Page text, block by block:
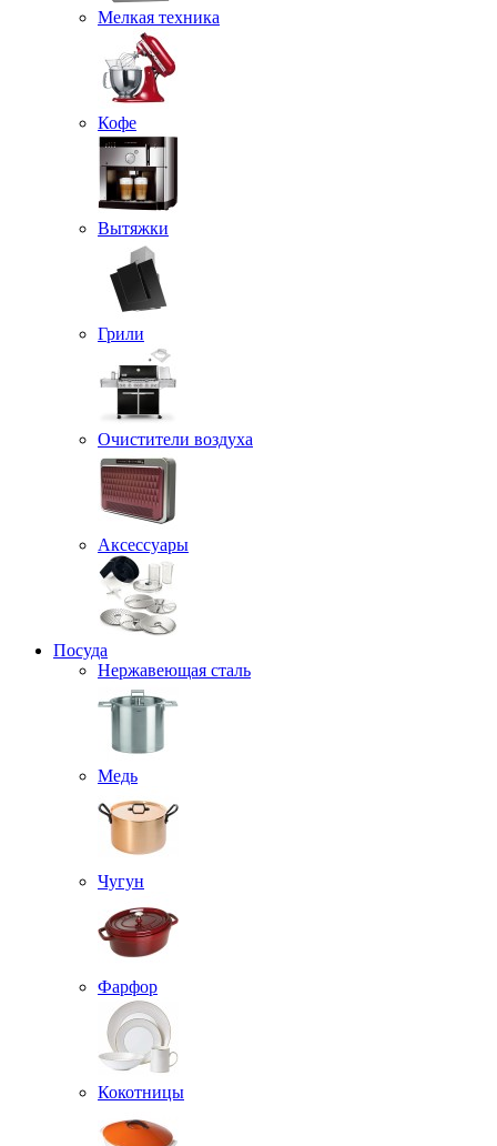
Мелкая техника
Кофе
Вытяжки
Грили
Очистители воздуха
Аксессуары
Посуда
Нержавеющая сталь
Медь
Чугун
Фарфор
Кокотницы